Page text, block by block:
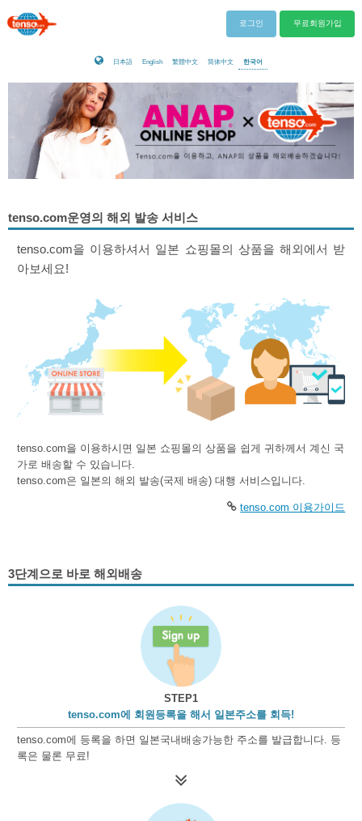
로그인 무료회원가입
日本語 English 繁體中文 简体中文 한국어
tenso.com운영의 해외 발송 서비스
tenso.com을 이용하셔서 일본 쇼핑몰의 상품을 해외에서 받
아보세요!
tenso.com을 이용하시면 일본 쇼핑몰의 상품을 쉽게 귀하께서 계신 국
가로 배송할 수 있습니다.
tenso.com은 일본의 해외 발송(국제 배송) 대행 서비스입니다.
tenso.com 이용가이드
3단계으로 바로 해외배송
STEP1
tenso.com에 회원등록을 해서 일본주소를 회득!
tenso.com에 등록을 하면 일본국내배송가능한 주소를 발급합니다. 등
록은 물론 무료!